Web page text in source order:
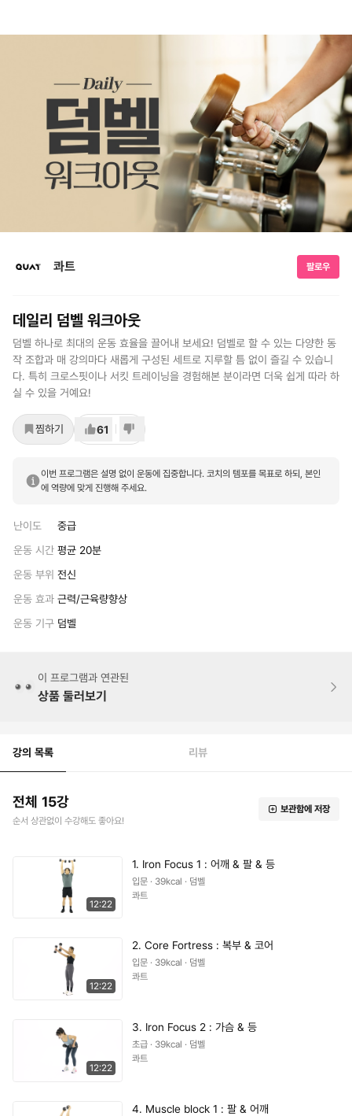
콰트 팔로우
데일리 덤벨 워크아웃
덤벨 하나로 최대의 운동 효율을 끌어내 보세요! 덤벨로 할 수 있는 다양한 동
작 조합과 매 강의마다 새롭게 구성된 세트로 지루할 틈 없이 즐길 수 있습니
다. 특히 크로스핏이나 서킷 트레이닝을 경험해본 분이라면 더욱 쉽게 따라 하
실 수 있을 거예요!
찜하기 61
이번 프로그램은 설명 없이 운동에 집중합니다. 코치의 템포를 목표로 하되, 본인
에 역량에 맞게 진행해 주세요.
난이도
중급
운동 시간 평균 20분
운동 부위 전신
운동 효과 근력/근육량향상
운동 기구 덤벨
이 프로그램과 연관된
상품 둘러보기
강의 목록 리뷰
전체 15강
순서 상관없이 수강해도 좋아요!
보관함에 저장
12:22
1. Iron Focus 1 : 어깨 & 팔 & 등
입문 · 39kcal · 덤벨
콰트
12:22
2. Core Fortress : 복부 & 코어
입문 · 39kcal · 덤벨
콰트
12:22
3. Iron Focus 2 : 가슴 & 등
초급 · 39kcal · 덤벨
콰트
4. Muscle block 1 : 팔 & 어깨